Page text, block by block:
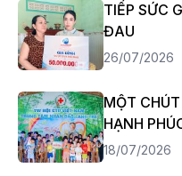
TIẾP SỨC
ĐAU
26/07/2026
MỘT
HẠNH
18/07/2026